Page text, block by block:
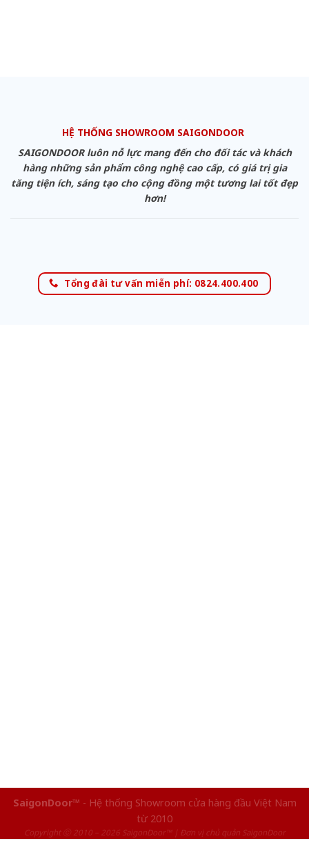
HỆ THỐNG SHOWROOM SAIGONDOOR
SAIGONDOOR luôn nỗ lực mang đến cho đối tác và khách
hàng những sản phẩm công nghệ cao cấp, có giá trị gia
tăng tiện ích, sáng tạo cho cộng đồng một tương lai tốt đẹp
hơn!
Tổng đài tư vấn miễn phí: 0824.400.400
SaigonDoor™ - Hệ thống Showroom cửa hàng đầu Việt Nam
từ 2010
Copyright ⓒ 2010 – 2026 SaigonDoor™ | Đơn vị chủ quản SaigonDoor